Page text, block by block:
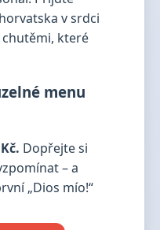
v srdci
chutěmi, které
menu
Dopřejte si
– a
„Dios mío!“